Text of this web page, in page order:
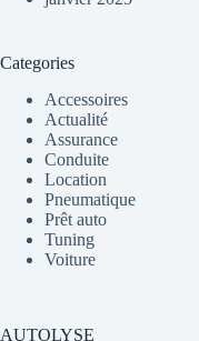
Categories
Accessoires
Actualité
Assurance
Conduite
Location
Pneumatique
Prêt auto
Tuning
Voiture
AUTOLYSE